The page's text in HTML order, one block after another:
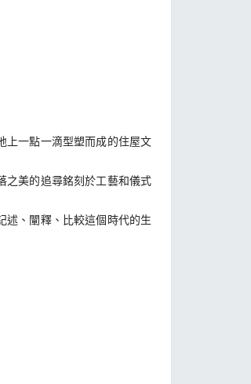
上一點一滴型塑而成的住屋文
之美的追尋銘刻於工藝和儀式
述、闡釋、比較這個時代的生